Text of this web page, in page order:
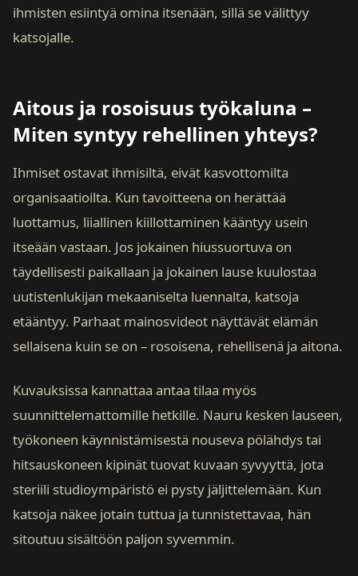
ihmisten esiintyä omina itsenään, sillä se välittyy
katsojalle.
Aitous ja rosoisuus työkaluna –
Miten syntyy rehellinen yhteys?
Ihmiset ostavat ihmisiltä, eivät kasvottomilta
organisaatioilta. Kun tavoitteena on herättää
luottamus, liiallinen kiillottaminen kääntyy usein
itseään vastaan. Jos jokainen hiussuortuva on
täydellisesti paikallaan ja jokainen lause kuulostaa
uutistenlukijan mekaaniselta luennalta, katsoja
etääntyy. Parhaat mainosvideot näyttävät elämän
sellaisena kuin se on – rosoisena, rehellisenä ja aitona.
Kuvauksissa kannattaa antaa tilaa myös
suunnittelemattomille hetkille. Nauru kesken lauseen,
työkoneen käynnistämisestä nouseva pölähdys tai
hitsauskoneen kipinät tuovat kuvaan syvyyttä, jota
steriili studioympäristö ei pysty jäljittelemään. Kun
katsoja näkee jotain tuttua ja tunnistettavaa, hän
sitoutuu sisältöön paljon syvemmin.